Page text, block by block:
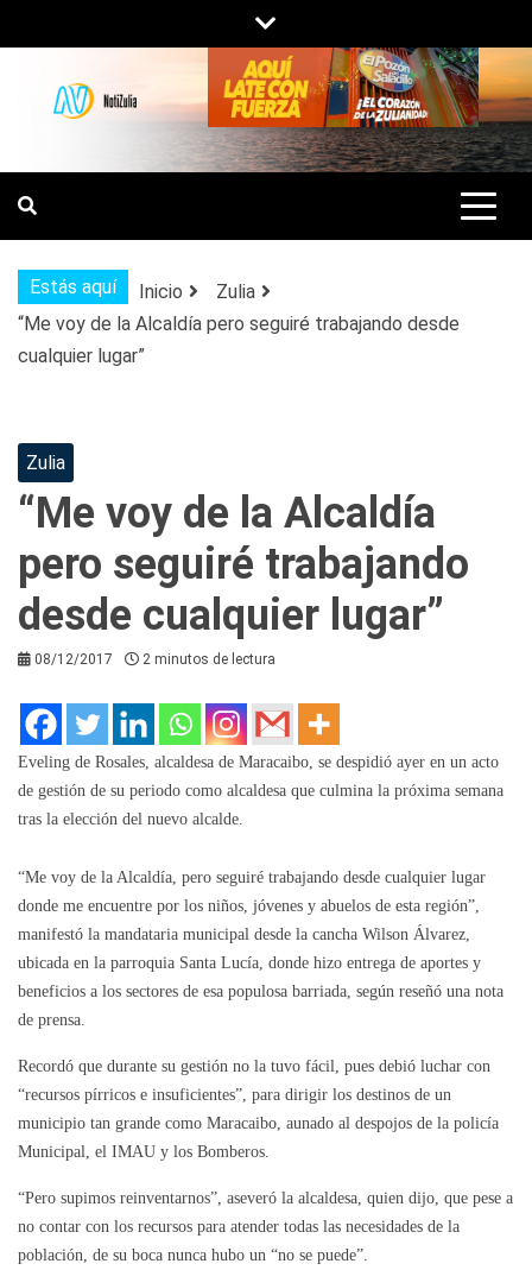
al
contenido
NOTIZULIA
NOTICIAS DEL ZULIA, VENEZUELA Y
DE INTERÉS GENERAL.
Estás aquí Inicio
Zulia
“Me voy de la Alcaldía pero seguiré trabajando desde
cualquier lugar”
Zulia
“Me voy de la Alcaldía
pero seguiré trabajando
desde cualquier lugar”
08/12/2017 2 minutos de lectura
Eveling de Rosales, alcaldesa de Maracaibo, se despidió ayer en un acto
de gestión de su periodo como alcaldesa que culmina la próxima semana
tras la elección del nuevo alcalde.
“Me voy de la Alcaldía, pero seguiré trabajando desde cualquier lugar
donde me encuentre por los niños, jóvenes y abuelos de esta región”,
manifestó la mandataria municipal desde la cancha Wilson Álvarez,
ubicada en la parroquia Santa Lucía, donde hizo entrega de aportes y
beneficios a los sectores de esa populosa barriada, según reseñó una nota
de prensa.
Recordó que durante su gestión no la tuvo fácil, pues debió luchar con
“recursos pírricos e insuficientes”, para dirigir los destinos de un
municipio tan grande como Maracaibo, aunado al despojos de la policía
Municipal, el IMAU y los Bomberos.
“Pero supimos reinventarnos”, aseveró la alcaldesa, quien dijo, que pese a
no contar con los recursos para atender todas las necesidades de la
población, de su boca nunca hubo un “no se puede”.